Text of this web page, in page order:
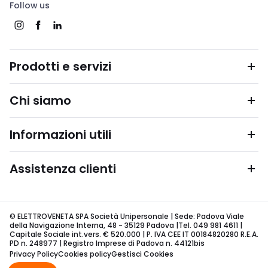
Follow us
Prodotti e servizi
Chi siamo
Informazioni utili
Assistenza clienti
© ELETTROVENETA SPA Società Unipersonale | Sede: Padova Viale
della Navigazione Interna, 48 - 35129 Padova |Tel. 049 981 4611 |
Capitale Sociale int.vers. € 520.000 | P. IVA CEE IT 00184820280 R.E.A.
PD n. 248977 | Registro Imprese di Padova n. 44121bis
Privacy PolicyCookies policyGestisci Cookies